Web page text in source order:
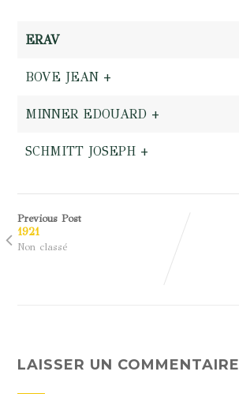
ERAV
BOVE JEAN +
MINNER EDOUARD +
SCHMITT JOSEPH +
Previous Post
1921
Non classé
LAISSER UN COMMENTAIRE